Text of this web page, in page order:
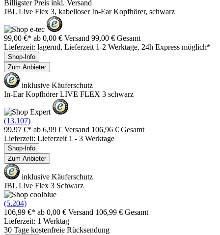
Billigster Preis inkl. Versand
JBL Live Flex 3, kabelloser In-Ear Kopfhörer, schwarz
99,00 €* ab 0,00 € Versand 99,00 € Gesamt
Lieferzeit: lagernd, Lieferzeit 1-2 Werktage, 24h Express möglich*
Shop-Info
Zum Anbieter
inklusive Käuferschutz
In-Ear Kopfhörer LIVE FLEX 3 schwarz
(13.107)
99,97 €* ab 6,99 € Versand 106,96 € Gesamt
Lieferzeit: Lieferzeit 1 - 3 Werktage
Shop-Info
Zum Anbieter
inklusive Käuferschutz
JBL Live Flex 3 Schwarz
(5.204)
106,99 €* ab 0,00 € Versand 106,99 € Gesamt
Lieferzeit: 1 Werktag
30 Tage kostenfreie Rücksendung